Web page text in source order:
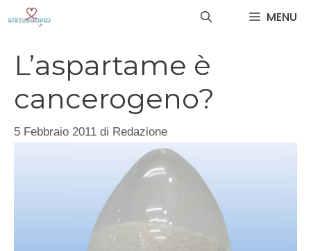
MENU
L’aspartame è
cancerogeno?
5 Febbraio 2011 di Redazione